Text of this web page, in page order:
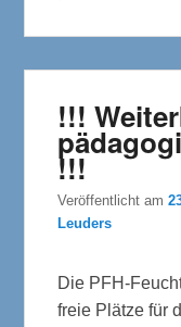
!!!
!!!
Veröffentlicht am
Leuders
Die PFH-
freie Plätze für